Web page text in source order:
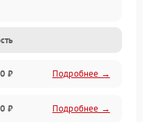
₽ Подробнее →
₽ Подробнее →